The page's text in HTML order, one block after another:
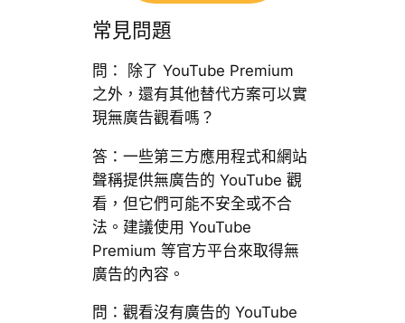
常見問題
問： 除了 YouTube Premium
之外，還有其他替代方案可以實
現無廣告觀看嗎？
答：一些第三方應用程式和網站
聲稱提供無廣告的 YouTube 觀
看，但它們可能不安全或不合
法。建議使用 YouTube
Premium 等官方平台來取得無
廣告的內容。
問：觀看沒有廣告的 YouTube